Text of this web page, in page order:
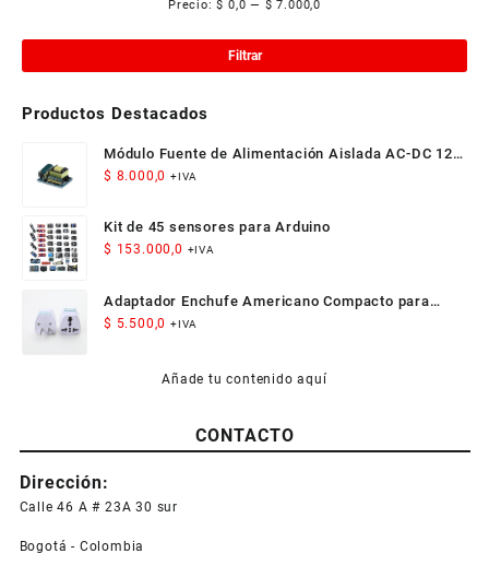
de
Filtrar
Precio:$ 0,0 — $ 7.000,0
Productos Destacados
Módulo Fuente de Alimentación Aislada AC-DC 12V
300mA 3.5W
$ 8.000,0 +IVA
Kit de 45 sensores para Arduino
$ 153.000,0 +IVA
Adaptador Enchufe Americano Compacto para
Viaje
$ 5.500,0 +IVA
Añade tu contenido aquí
CONTACTO
Dirección:
Calle 46 A # 23A 30 sur
Bogotá - Colombia